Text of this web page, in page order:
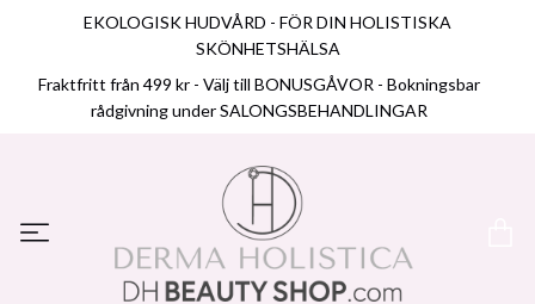
EKOLOGISK HUDVÅRD - FÖR DIN HOLISTISKA
SKÖNHETSHÄLSA
Fraktfritt från 499 kr - Välj till BONUSGÅVOR - Bokningsbar
rådgivning under SALONGSBEHANDLINGAR